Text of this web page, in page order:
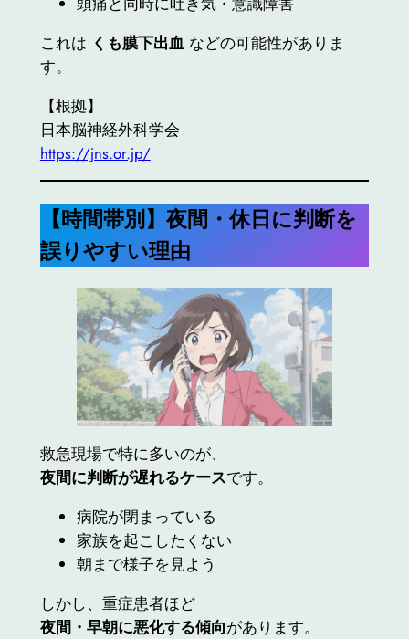
これは くも膜下出血などの可能性がありま
す。
【根拠】
日本脳神経外科学会
https://jns.or.jp/
【時間帯別】夜間・休日に判断を
誤りやすい理由
救急現場で特に多いのが、
夜間に判断が遅れるケースです。
病院が閉まっている
家族を起こしたくない
朝まで様子を見よう
しかし、重症患者ほど
夜間・早朝に悪化する傾向があります。